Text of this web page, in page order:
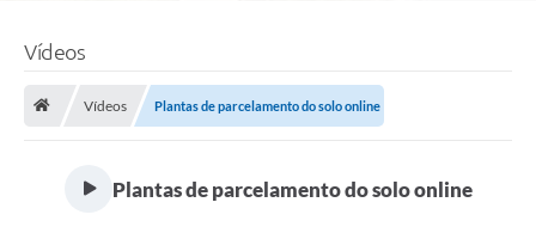
Vídeos
Vídeos Plantas de parcelamento do solo online
Plantas de parcelamento do solo online